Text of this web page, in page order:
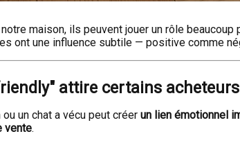
maison, ils peuvent jouer un rôle
ont une influence subtile — positive comme
attire certains acheteurs
un chat a vécu peut créer un lien émotionnel
vente.